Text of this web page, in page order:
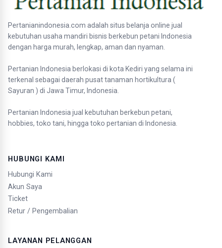
Pertanianindonesia.com adalah situs belanja online jual
kebutuhan usaha mandiri bisnis berkebun petani Indonesia
dengan harga murah, lengkap, aman dan nyaman.
Pertanian Indonesia berlokasi di kota Kediri yang selama ini
terkenal sebagai daerah pusat tanaman hortikultura (
Sayuran ) di Jawa Timur, Indonesia.
Pertanian Indonesia jual kebutuhan berkebun petani,
hobbies, toko tani, hingga toko pertanian di Indonesia.
HUBUNGI KAMI
Hubungi Kami
Akun Saya
Ticket
Retur / Pengembalian
LAYANAN PELANGGAN